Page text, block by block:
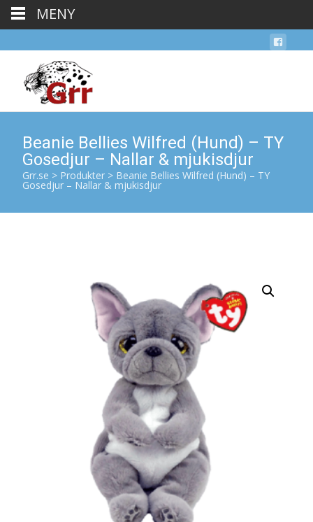
Beanie Bellies Wilfred (Hund) – TY
Gosedjur – Nallar & mjukisdjur
Grr.se > Produkter > Beanie Bellies Wilfred (Hund) – TY
Gosedjur – Nallar & mjukisdjur
MENY